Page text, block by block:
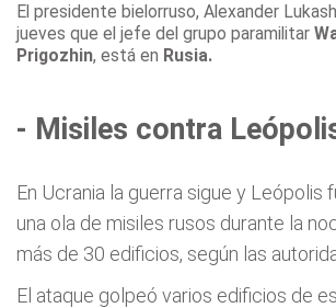
El presidente bielorruso, Alexander
jueves que el jefe del grupo paramilitar
Prigozhin, está en Rusia.
- Misiles contra
En Ucrania la guerra sigue y Leópolis
una ola de misiles rusos durante la
más de 30 edificios, según las
El ataque golpeó varios edificios de